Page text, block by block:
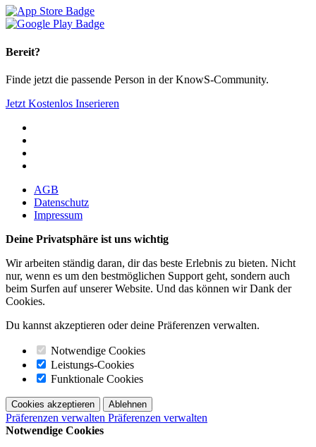
Bereit?
Finde jetzt die passende Person in der KnowS-Community.
Jetzt Kostenlos Inserieren
AGB
Datenschutz
Impressum
Deine Privatsphäre ist uns wichtig
Wir arbeiten ständig daran, dir das beste Erlebnis zu bieten. Nicht
nur, wenn es um den bestmöglichen Support geht, sondern auch
beim Surfen auf unserer Website. Und das können wir Dank der
Cookies.
Du kannst akzeptieren oder deine Präferenzen verwalten.
Notwendige Cookies
Leistungs-Cookies
Funktionale Cookies
Cookies akzeptieren Ablehnen
Präferenzen verwalten Präferenzen verwalten
Notwendige Cookies